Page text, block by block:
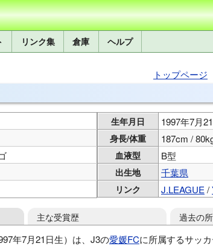
リンク集 倉庫 ヘルプ
トップページ
生年月日 1997年7月
身長/体重 187cm /
血液型 B型
出生地 千葉県
リンク J.LEAGUE /
年7月21日生）は、J3の愛媛FCに所属するサッ
主な受賞歴 過去の